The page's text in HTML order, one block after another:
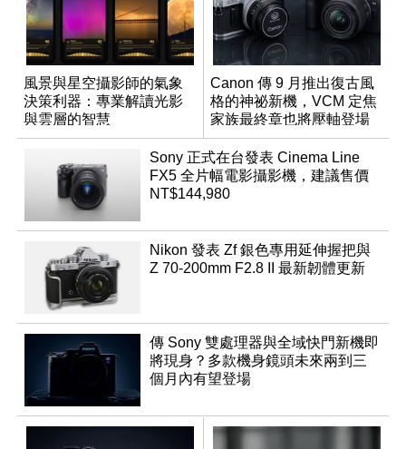
風景與星空攝影師的氣象
決策利器：專業解讀光影
與雲層的智慧
App「Atmos」登場
Canon 傳 9 月推出復古風
格的神祕新機，VCM 定焦
家族最終章也將壓軸登場
Sony 正式在台發表 Cinema Line
FX5 全片幅電影攝影機，建議售價
NT$144,980
Nikon 發表 Zf 銀色專用延伸握把與
Z 70-200mm F2.8 II 最新韌體更新
傳 Sony 雙處理器與全域快門新機即
將現身？多款機身鏡頭未來兩到三
個月內有望登場